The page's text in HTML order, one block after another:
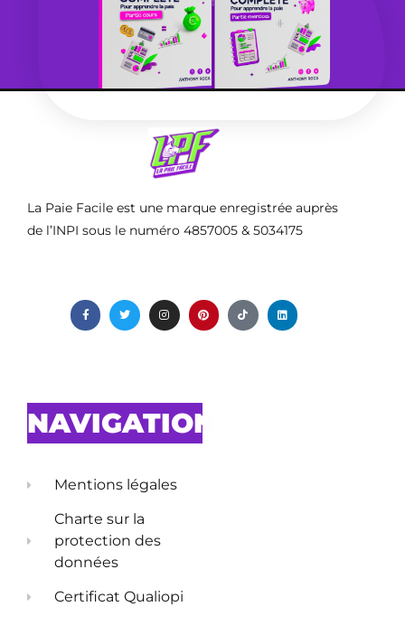
La Paie Facile est une marque enregistrée auprès
de l’INPI sous le numéro 4857005 & 5034175
NAVIGATION
Mentions légales
Charte sur la
protection des
données
Certificat Qualiopi